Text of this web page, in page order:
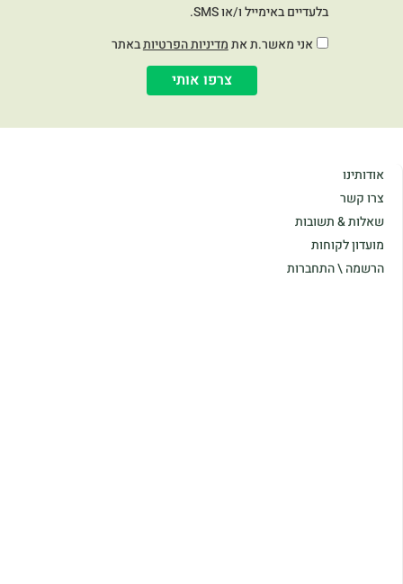
בלעדיים באימייל ו/או SMS.
אני מאשר.ת אתמדיניות הפרטיותבאתר
צרפו אותי
אודותינו
צרו קשר
שאלות & תשובות
מועדון לקוחות
הרשמה \ התחברות